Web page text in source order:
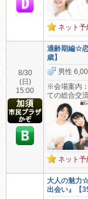
ネット
8/30
(日)
15:00
適齢期編☆
歳】
男性
※会場案内
ての総合交
ネット
大人の魅力
出会い』【